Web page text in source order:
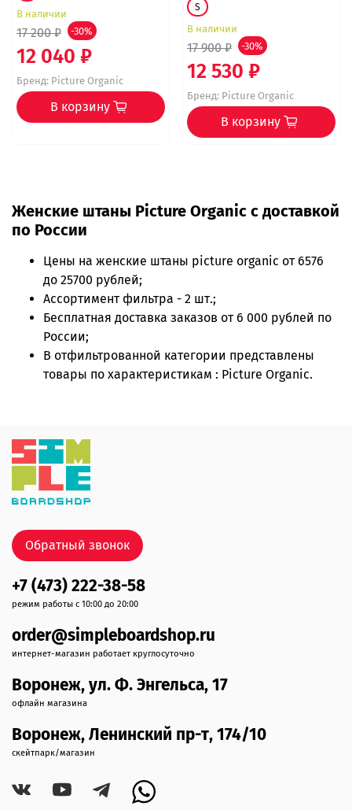
В наличии
17 200 ₽ -30%
12 040 ₽
Бренд:Picture Organic
В корзину
S
В наличии
17 900 ₽ -30%
12 530 ₽
Бренд:Picture Organic
В корзину
Женские штаны Picture Organic с доставкой
по России
Цены на женские штаны picture organic от 6576
до 25700 рублей;
Ассортимент фильтра - 2 шт.;
Бесплатная доставка заказов от 6 000 рублей по
России;
В отфильтрованной категории представлены
товары по характеристикам : Picture Organic.
+7 (473) 222-38-58
режим работы с 10:00 до 20:00
order@simpleboardshop.ru
интернет-магазин работает круглосуточно
Воронеж, ул. Ф. Энгельса, 17
офлайн магазина
Воронеж, Ленинский пр-т, 174/10
скейтпарк/магазин
Обратный звонок